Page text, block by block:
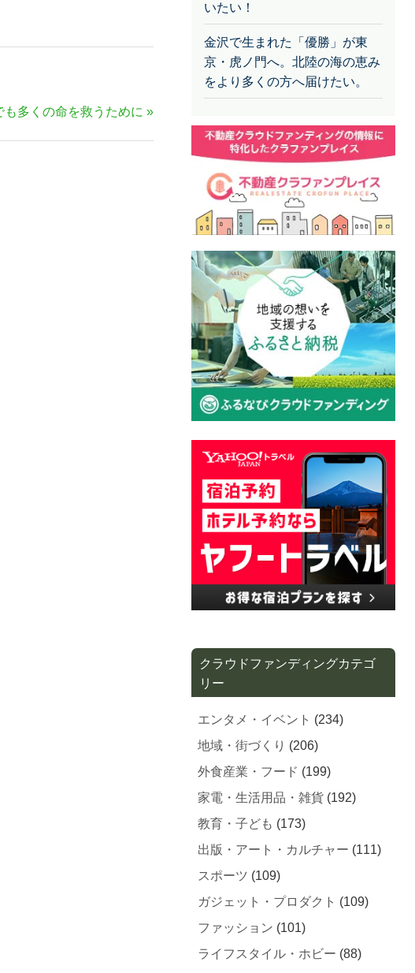
も多くの命を救うために
いたい！
金沢で生まれた「優勝」が東
京・虎ノ門へ。北陸の海の恵み
をより多くの方へ届けたい。
クラウドファンディングカテゴ
リー
エンタメ・イベント (234)
地域・街づくり (206)
外食産業・フード (199)
家電・生活用品・雑貨 (192)
教育・子ども (173)
出版・アート・カルチャー (111)
スポーツ (109)
ガジェット・プロダクト (109)
ファッション (101)
ライフスタイル・ホビー (88)